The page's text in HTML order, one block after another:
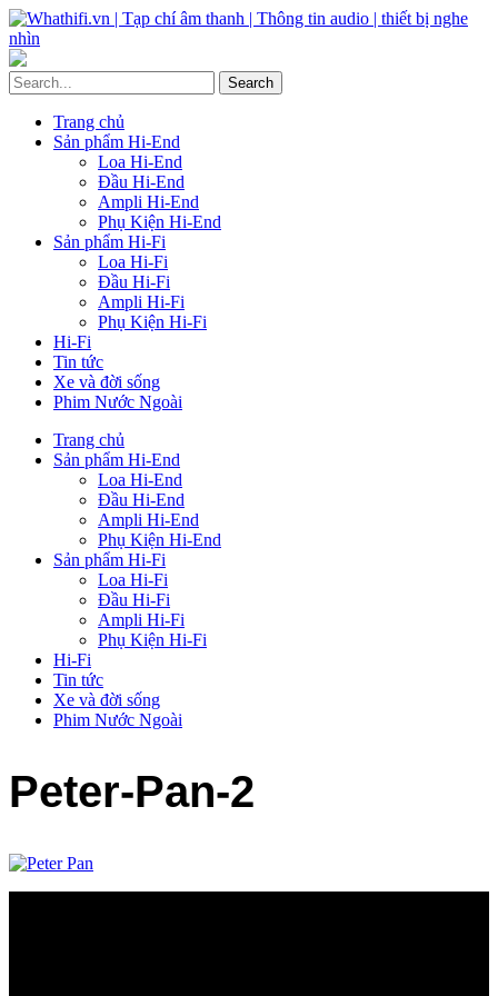
Trang chủ
Sản phẩm Hi-End
Loa Hi-End
Đầu Hi-End
Ampli Hi-End
Phụ Kiện Hi-End
Sản phẩm Hi-Fi
Loa Hi-Fi
Đầu Hi-Fi
Ampli Hi-Fi
Phụ Kiện Hi-Fi
Hi-Fi
Tin tức
Xe và đời sống
Phim Nước Ngoài
Trang chủ
Sản phẩm Hi-End
Loa Hi-End
Đầu Hi-End
Ampli Hi-End
Phụ Kiện Hi-End
Sản phẩm Hi-Fi
Loa Hi-Fi
Đầu Hi-Fi
Ampli Hi-Fi
Phụ Kiện Hi-Fi
Hi-Fi
Tin tức
Xe và đời sống
Phim Nước Ngoài
Peter-Pan-2